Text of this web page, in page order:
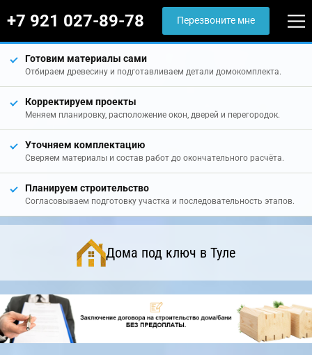
+7 921 027-89-78 Перезвоните мне
Готовим материалы сами
Отбираем древесину и подготавливаем детали домокомплекта.
Корректируем проекты
Меняем планировку, расположение окон, дверей и перегородок.
Уточняем комплектацию
Сверяем материалы и состав работ до окончательного расчёта.
Планируем строительство
Согласовываем подготовку участка и последовательность этапов.
Дома под ключ в Туле